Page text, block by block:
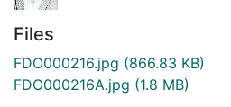
Files
FDO000216.jpg (866.83 KB)
FDO000216A.jpg (1.8 MB)